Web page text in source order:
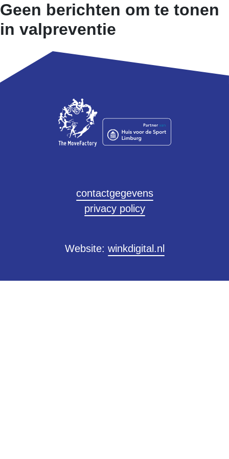
a.rademakers@themovefactory.nl
laat medewerkers zien
Geen berichten om te tonen
in valpreventie
contactgegevens
privacy policy
Website: winkdigital.nl